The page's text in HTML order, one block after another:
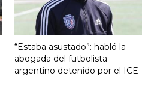
“Estaba asustado”: habló la
abogada del futbolista
argentino detenido por el ICE